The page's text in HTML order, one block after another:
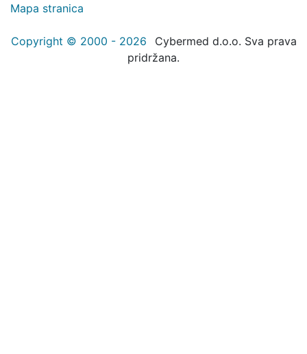
Mapa stranica
Copyright © 2000 - 2026
Cybermed d.o.o. Sva prava
pridržana.